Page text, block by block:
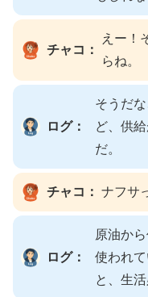
チャコ：
えー！
らね。
ログ：
そうだ
ど、供
だ。
チャコ： ナフサ
ログ：
原油か
使われ
と、生